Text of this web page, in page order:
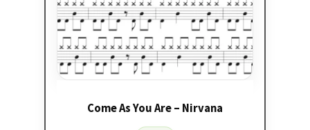
Come As You Are – Nirvana